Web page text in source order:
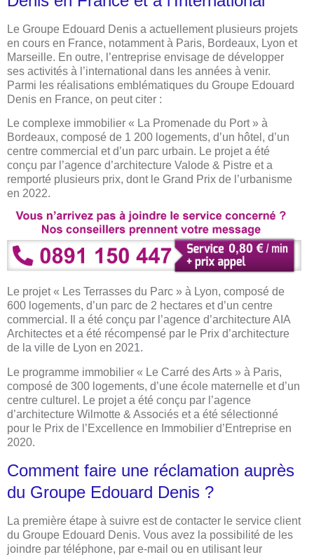
Le Groupe Edouard Denis a actuellement plusieurs projets
en cours en France, notamment à Paris, Bordeaux, Lyon et
Marseille. En outre, l’entreprise envisage de développer
ses activités à l’international dans les années à venir.
Parmi les réalisations emblématiques du Groupe Edouard
Denis en France, on peut citer :
Le complexe immobilier « La Promenade du Port » à
Bordeaux, composé de 1 200 logements, d’un hôtel, d’un
centre commercial et d’un parc urbain. Le projet a été
conçu par l’agence d’architecture Valode & Pistre et a
remporté plusieurs prix, dont le Grand Prix de l’urbanisme
en 2022.
Le projet « Les Terrasses du Parc » à Lyon, composé de
600 logements, d’un parc de 2 hectares et d’un centre
commercial. Il a été conçu par l’agence d’architecture AIA
Architectes et a été récompensé par le Prix d’architecture
de la ville de Lyon en 2021.
Le programme immobilier « Le Carré des Arts » à Paris,
composé de 300 logements, d’une école maternelle et d’un
centre culturel. Le projet a été conçu par l’agence
d’architecture Wilmotte & Associés et a été sélectionné
pour le Prix de l’Excellence en Immobilier d’Entreprise en
2020.
Comment faire une réclamation auprès
du Groupe Edouard Denis ?
La première étape à suivre est de contacter le service client
du Groupe Edouard Denis. Vous avez la possibilité de les
joindre par téléphone, par e-mail ou en utilisant leur